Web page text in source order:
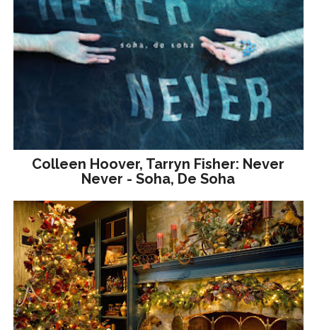
Colleen Hoover, Tarryn Fisher: Never
Never - Soha, De Soha